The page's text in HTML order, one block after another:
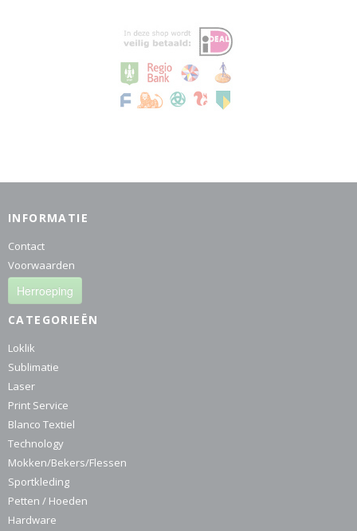
INFORMATIE
Contact
Voorwaarden
Herroeping
CATEGORIEËN
Loklik
Sublimatie
Laser
Print Service
Blanco Textiel
Technology
Mokken/Bekers/Flessen
Sportkleding
Petten / Hoeden
Hardware